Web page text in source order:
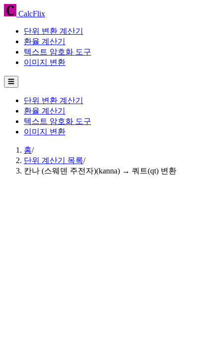
CalcFlix
단위 변환 계산기
환율 계산기
텍스트 암호화 도구
이미지 변환
☰
단위 변환 계산기
환율 계산기
텍스트 암호화 도구
이미지 변환
홈/
단위 계산기 목록/
칸나 (스웨덴 주전자)(kanna) → 쿼트(qt) 변환